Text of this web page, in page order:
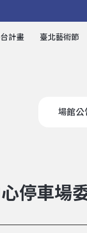
計畫 臺北藝術節
場館公
停車場